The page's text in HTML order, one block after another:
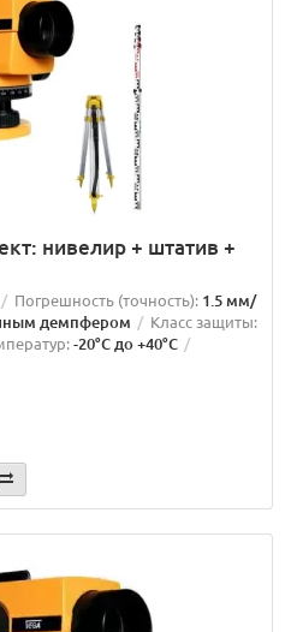
нивелир + штатив +
Погрешность (точность): 1.5 мм/
демпфером Класс защиты:
-20°C до +40°C